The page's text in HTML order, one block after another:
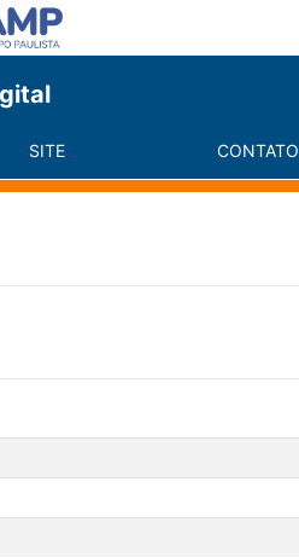
SITE CONTATO